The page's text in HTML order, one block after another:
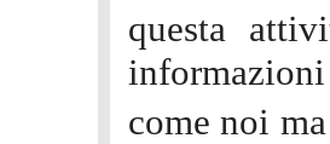
questa
informazioni
come noi